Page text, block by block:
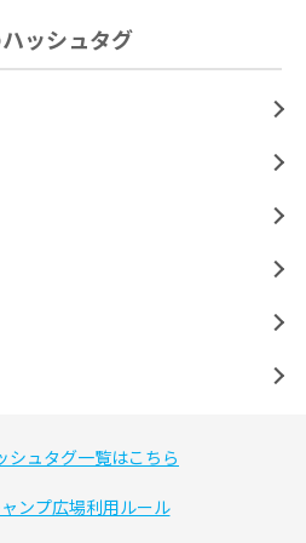
ッシュタグ
シュタグ一覧はこちら
ンプ広場利用ルール